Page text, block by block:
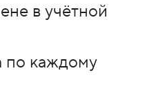
в учётной
по каждому